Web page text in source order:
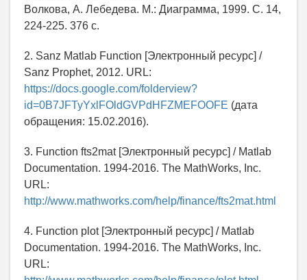
Волкова, А. Лебедева. М.: Диаграмма, 1999. С. 14,
224-225. 376 с.
2. Sanz Matlab Function [Электронный ресурс] /
Sanz Prophet, 2012. URL:
https://docs.google.com/folderview?
id=0B7JFTyYxlFOldGVPdHFZMEFOOFE (дата
обращения: 15.02.2016).
3. Function fts2mat [Электронный ресурс] / Matlab
Documentation. 1994-2016. The MathWorks, Inc.
URL:
http://www.mathworks.com/help/finance/fts2mat.html
4. Function plot [Электронный ресурс] / Matlab
Documentation. 1994-2016. The MathWorks, Inc.
URL: